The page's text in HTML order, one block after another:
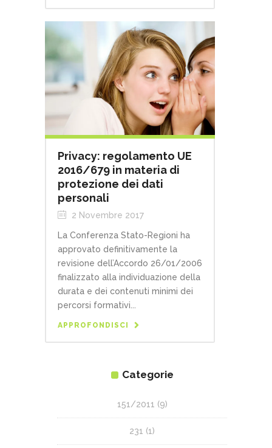
Privacy: regolamento UE
2016/679 in materia di
protezione dei dati
personali
2 Novembre 2017
La Conferenza Stato-Regioni ha
approvato definitivamente la
revisione dell’Accordo 26/01/2006
finalizzato alla individuazione della
durata e dei contenuti minimi dei
percorsi formativi...
APPROFONDISCI
Categorie
151/2011 (9)
231 (1)